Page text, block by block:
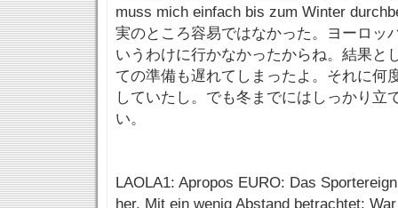
muss mich einfach bis zum Winter
実のところ容易ではなかった。ヨーロッ
いうわけに行かなかったからね。結果と
ての準備も遅れてしまったよ。それに何
していたし。でも冬までにはしっかり立
い。
LAOLA1: Apropos EURO: Das
her. Mit ein wenig Abstand betrachtet: